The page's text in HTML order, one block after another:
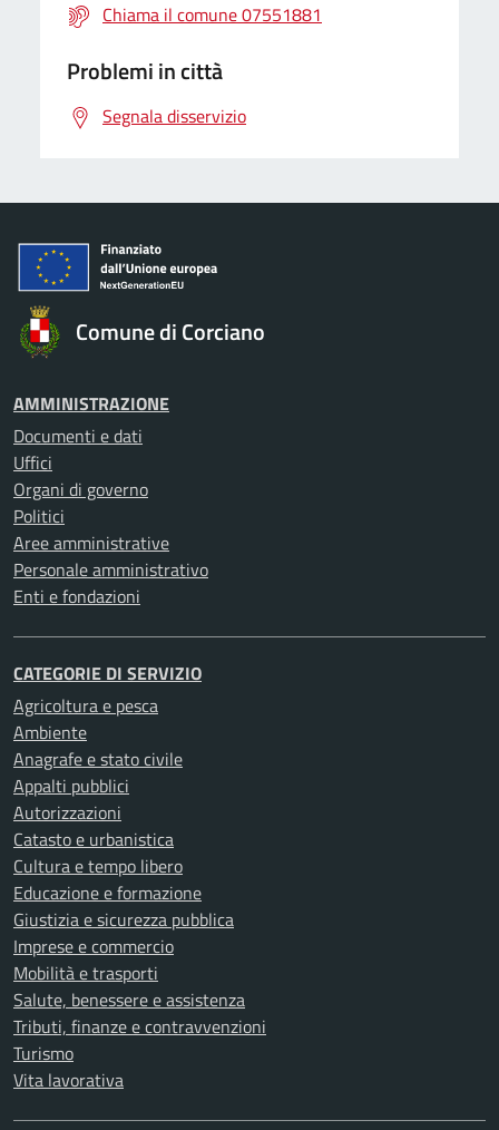
Chiama il comune 07551881
Problemi in città
Segnala disservizio
Comune di Corciano
AMMINISTRAZIONE
Documenti e dati
Uffici
Organi di governo
Politici
Aree amministrative
Personale amministrativo
Enti e fondazioni
CATEGORIE DI SERVIZIO
Agricoltura e pesca
Ambiente
Anagrafe e stato civile
Appalti pubblici
Autorizzazioni
Catasto e urbanistica
Cultura e tempo libero
Educazione e formazione
Giustizia e sicurezza pubblica
Imprese e commercio
Mobilità e trasporti
Salute, benessere e assistenza
Tributi, finanze e contravvenzioni
Turismo
Vita lavorativa